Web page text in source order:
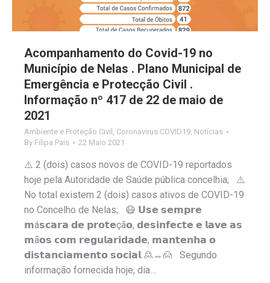
Acompanhamento do Covid-19 no
Município de Nelas . Plano Municipal de
Emergência e Protecção Civil .
Informação nº 417 de 22 de maio de
2021
Ambiente e Proteção Civil , Coronavirus COVID19, Notícias
By Filipa Pais 22 Maio 2021
⚠️ 2 (dois) casos novos de COVID-19 reportados
hoje pela Autoridade de Saúde pública concelhia; ⚠️
No total existem 2 (dois) casos ativos de COVID-19
no Concelho de Nelas; 😷 𝗨𝘀𝗲 𝘀𝗲𝗺𝗽𝗿𝗲
𝗺á𝘀𝗰𝗮𝗿𝗮 𝗱𝗲 𝗽𝗿𝗼𝘁𝗲çã𝗼, 𝗱𝗲𝘀𝗶𝗻𝗳𝗲𝗰𝘁𝗲 𝗲 𝗹𝗮𝘃𝗲 𝗮𝘀
𝗺ã𝗼𝘀 𝗰𝗼𝗺 𝗿𝗲𝗴𝘂𝗹𝗮𝗿𝗶𝗱𝗮𝗱𝗲, 𝗺𝗮𝗻𝘁𝗲𝗻𝗵𝗮 𝗼
𝗱𝗶𝘀𝘁𝗮𝗻𝗰𝗶𝗮𝗺𝗲𝗻𝘁𝗼 𝘀𝗼𝗰𝗶𝗮𝗹 🙎↔️🙍 Segundo
informação fornecida hoje, dia…